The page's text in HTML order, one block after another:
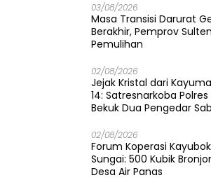
03/08/2026
Masa Transisi Darurat
Berakhir, Pemprov
Pemulihan
02/08/2026
Jejak Kristal dari
14: Satresnarkoba
Bekuk Dua Pengedar
02/08/2026
Forum Koperasi
Sungai: 500 Kubik
Desa Air Panas